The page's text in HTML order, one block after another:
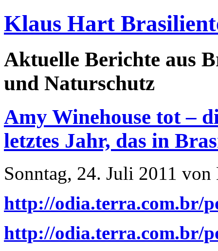
Klaus Hart
Aktuelle Berichte aus
und Naturschutz
Amy Winehouse tot –
letztes Jahr, das in
Sonntag, 24. Juli 2011
http://odia.terra.com.br/
http://odia.terra.com.br/